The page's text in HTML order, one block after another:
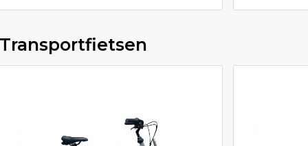
Transportfietsen